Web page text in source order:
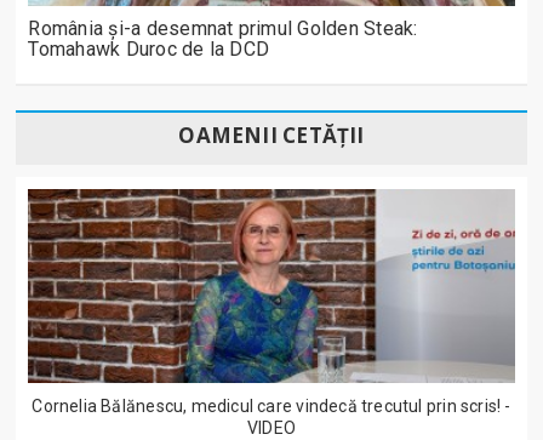
România și-a desemnat primul Golden Steak:
Tomahawk Duroc de la DCD
OAMENII CETĂȚII
Cornelia Bălănescu, medicul care vindecă trecutul prin scris! -
VIDEO